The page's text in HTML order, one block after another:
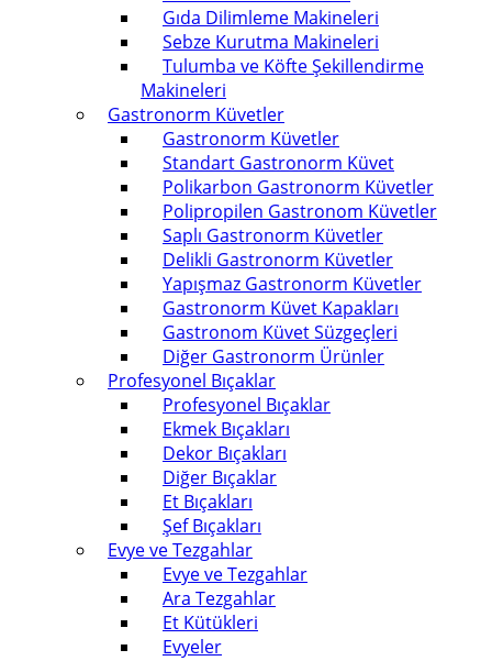
Gıda Dilimleme Makineleri
Sebze Kurutma Makineleri
Tulumba ve Köfte Şekillendirme
Makineleri
Gastronorm Küvetler
Gastronorm Küvetler
Standart Gastronorm Küvet
Polikarbon Gastronorm Küvetler
Polipropilen Gastronom Küvetler
Saplı Gastronorm Küvetler
Delikli Gastronorm Küvetler
Yapışmaz Gastronorm Küvetler
Gastronorm Küvet Kapakları
Gastronom Küvet Süzgeçleri
Diğer Gastronorm Ürünler
Profesyonel Bıçaklar
Profesyonel Bıçaklar
Ekmek Bıçakları
Dekor Bıçakları
Diğer Bıçaklar
Et Bıçakları
Şef Bıçakları
Evye ve Tezgahlar
Evye ve Tezgahlar
Ara Tezgahlar
Et Kütükleri
Evyeler